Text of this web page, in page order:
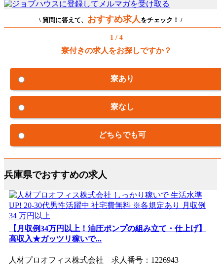
\ 質問に答えて、 おすすめ求人 をチェック！ /
1 / 4
寮付きの求人をお探しですか？
寮あり
寮なし
どちらでも可
兵庫県でおすすめの求人
【月収例34万円以上！油圧ポンプの組み立て・仕上げ】
高収入★ガッツリ稼いで...
人材プロオフィス株式会社 求人番号：1226943